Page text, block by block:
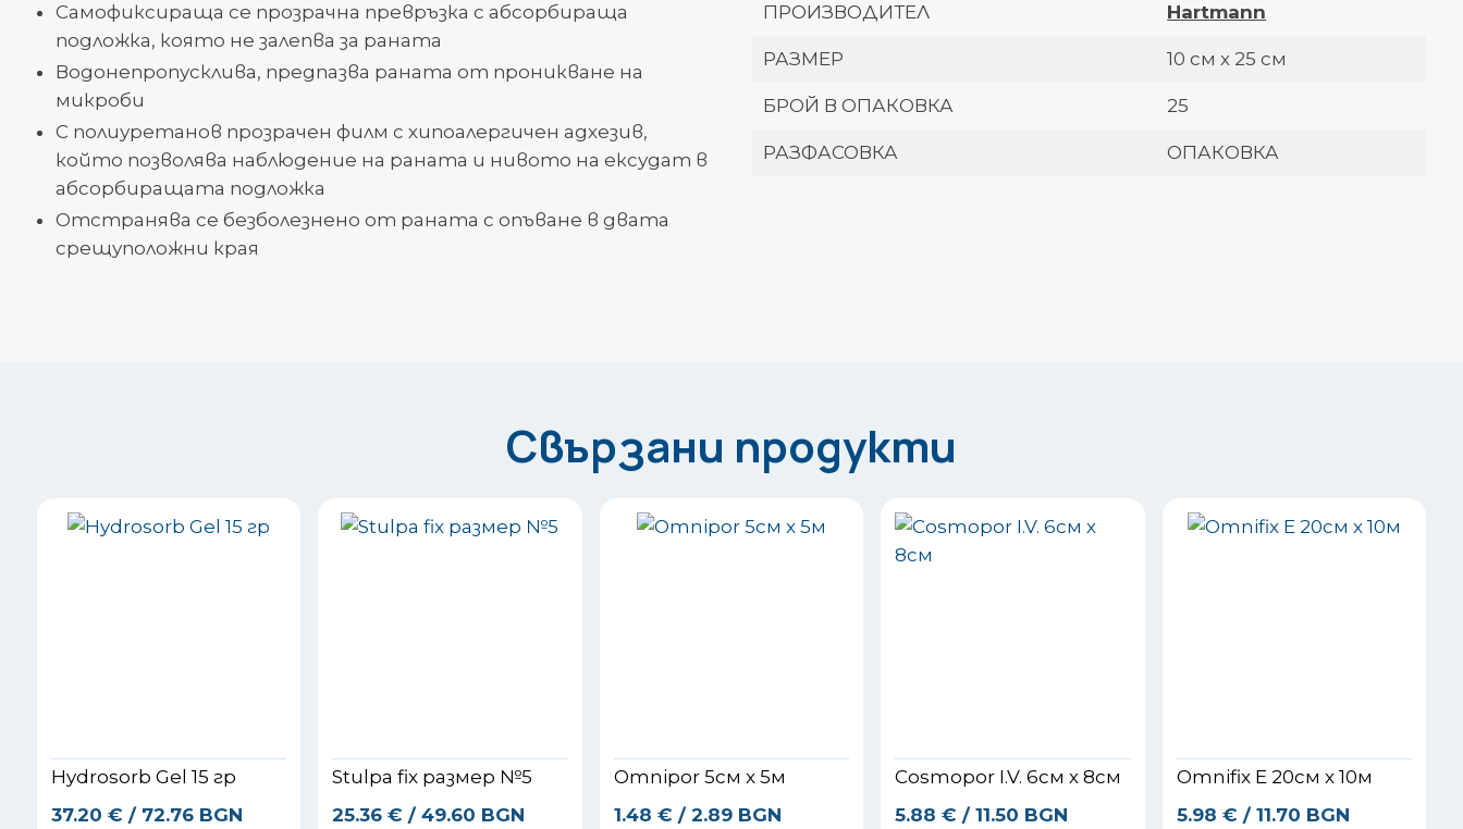
Самофиксираща се прозрачна превръзка с абсорбираща
подложка, която не залепва за раната
Водонепропусклива, предпазва раната от проникване на
микроби
С полиуретанов прозрачен филм с хипоалергичен адхезив,
който позволява наблюдение на раната и нивото на ексудат в
абсорбиращата подложка
Отстранява се безболезнено от раната с опъване в двата
срещуположни края
ПРОИЗВОДИТЕЛ Hartmann
РАЗМЕР 10 см х 25 см
БРОЙ В ОПАКОВКА 25
РАЗФАСОВКА ОПАКОВКА
Свързани продукти
Hydrosorb Gel 15 гр
37.20 € / 72.76 BGN
Stulpa fix размер №5
25.36€ / 49.60 BGN
Omnipor 5см x 5м
1.48 € / 2.89 BGN
Cosmopor I.V. 6см х 8см
5.88€ / 11.50 BGN
Omnifix E 20см x 10м
5.98 € / 11.70 BGN